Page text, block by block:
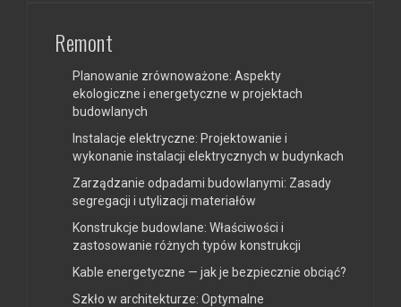
Remont
Planowanie zrównoważone: Aspekty
ekologiczne i energetyczne w projektach
budowlanych
Instalacje elektryczne: Projektowanie i
wykonanie instalacji elektrycznych w budynkach
Zarządzanie odpadami budowlanymi: Zasady
segregacji i utylizacji materiałów
Konstrukcje budowlane: Właściwości i
zastosowanie różnych typów konstrukcji
Kable energetyczne — jak je bezpiecznie obciąć?
Szkło w architekturze: Optymalne